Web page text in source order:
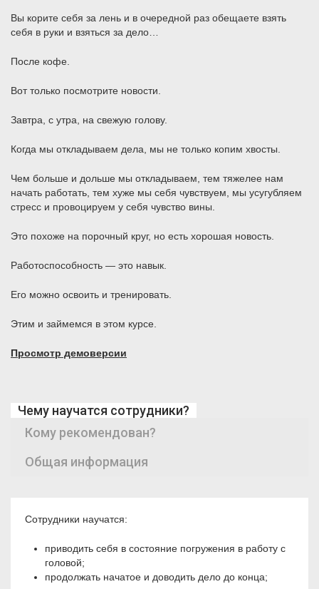
Вы корите себя за лень и в очередной раз обещаете взять
себя в руки и взяться за дело…
После кофе.
Вот только посмотрите новости.
Завтра, с утра, на свежую голову.
Когда мы откладываем дела, мы не только копим хвосты.
Чем больше и дольше мы откладываем, тем тяжелее нам
начать работать, тем хуже мы себя чувствуем, мы усугубляем
стресс и провоцируем у себя чувство вины.
Это похоже на порочный круг, но есть хорошая новость.
Работоспособность — это навык.
Его можно освоить и тренировать.
Этим и займемся в этом курсе.
Просмотр демоверсии
Чему научатся сотрудники?
Кому рекомендован?
Общая информация
Сотрудники научатся:
приводить себя в состояние погружения в работу с
головой;
продолжать начатое и доводить дело до конца;